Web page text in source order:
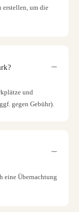
erstellen, um die
und
gegen Gebühr).
eine Übernachtung